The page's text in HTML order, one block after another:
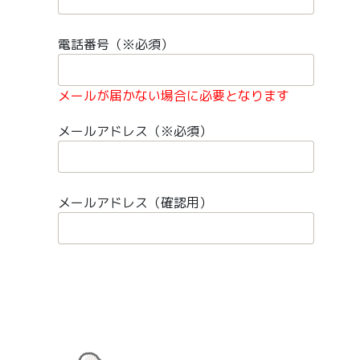
電話番号（※必須）
メールが届かない場合に必要となります
メールアドレス（※必須）
メールアドレス（確認用）